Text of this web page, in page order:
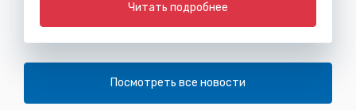
Читать подробнее
Посмотреть все новости